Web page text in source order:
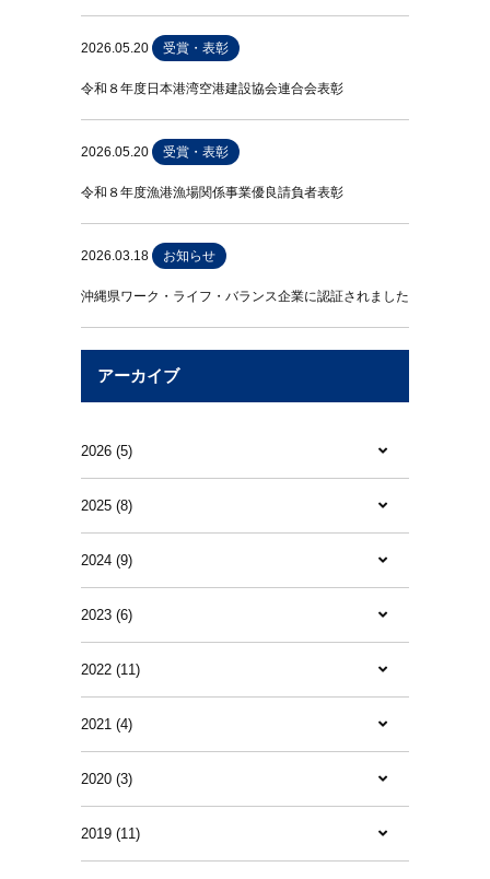
2026.05.20 受賞・表彰
令和８年度日本港湾空港建設協会連合会表彰
2026.05.20 受賞・表彰
令和８年度漁港漁場関係事業優良請負者表彰
2026.03.18 お知らせ
沖縄県ワーク・ライフ・バランス企業に認証されました
アーカイブ
2026 (5)
2025 (8)
2024 (9)
2023 (6)
2022 (11)
2021 (4)
2020 (3)
2019 (11)